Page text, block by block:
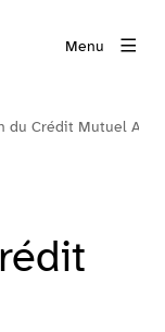
Menu
du Crédit Mutuel